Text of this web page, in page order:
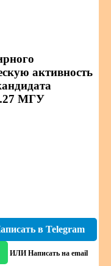
активность
МГУ
в Telegram
ИЛИ Написать на email